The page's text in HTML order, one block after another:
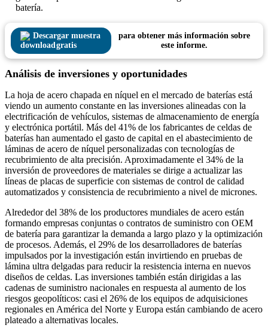
batería.
Descargar muestra
gratis
para obtener más información sobre
este informe.
Análisis de inversiones y oportunidades
La hoja de acero chapada en níquel en el mercado de baterías está
viendo un aumento constante en las inversiones alineadas con la
electrificación de vehículos, sistemas de almacenamiento de energía
y electrónica portátil. Más del 41% de los fabricantes de celdas de
baterías han aumentado el gasto de capital en el abastecimiento de
láminas de acero de níquel personalizadas con tecnologías de
recubrimiento de alta precisión. Aproximadamente el 34% de la
inversión de proveedores de materiales se dirige a actualizar las
líneas de placas de superficie con sistemas de control de calidad
automatizados y consistencia de recubrimiento a nivel de micrones.
Alrededor del 38% de los productores mundiales de acero están
formando empresas conjuntas o contratos de suministro con OEM
de batería para garantizar la demanda a largo plazo y la optimización
de procesos. Además, el 29% de los desarrolladores de baterías
impulsados por la investigación están invirtiendo en pruebas de
lámina ultra delgadas para reducir la resistencia interna en nuevos
diseños de celdas. Las inversiones también están dirigidas a las
cadenas de suministro nacionales en respuesta al aumento de los
riesgos geopolíticos: casi el 26% de los equipos de adquisiciones
regionales en América del Norte y Europa están cambiando de acero
plateado a alternativas locales.